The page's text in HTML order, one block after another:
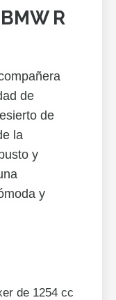
R
de
de
la
y
y
de 1254 cc